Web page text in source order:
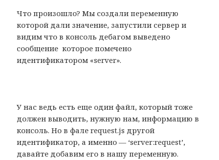
Что произошло? Мы создали переменную
которой дали значение, запустили сервер и
видим что в консоль дебагом выведено
сообщение которое помечено
идентификатором «server».
У нас ведь есть еще один файл, который тоже
должен выводить, нужную нам, информацию в
консоль. Но в фале request.js другой
идентификатор, а именно — ‘server:request’,
давайте добавим его в нашу переменную.